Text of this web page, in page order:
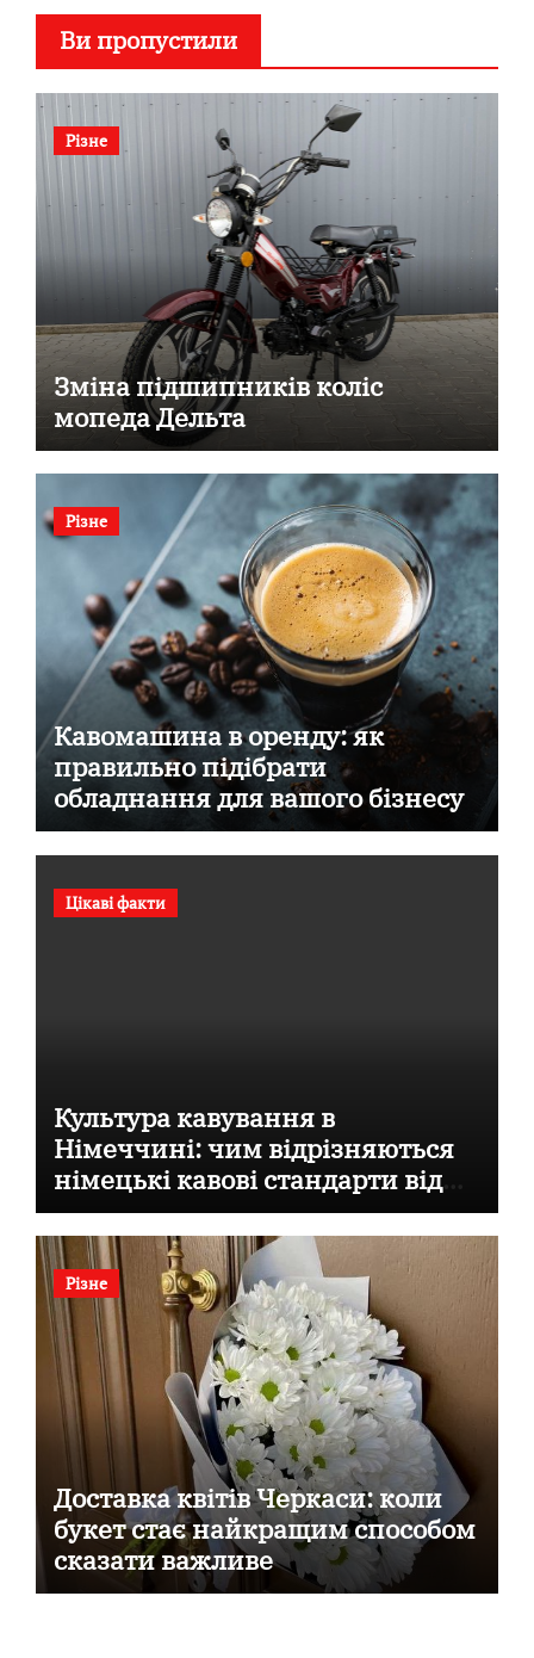
Ви пропустили
Різне
Зміна підшипників коліс
мопеда Дельта
Різне
Кавомашина в оренду: як
правильно підібрати
обладнання для вашого бізнесу
Цікаві факти
Культура кавування в
Німеччині: чим відрізняються
німецькі кавові стандарти від
італійських
Різне
Доставка квітів Черкаси: коли
букет стає найкращим способом
сказати важливе